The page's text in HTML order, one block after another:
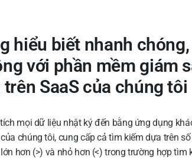
hiểu biết nhanh
với phần mềm giám
SaaS của chúng tôi
mọi dữ liệu nhật ký đến bằng ứng dụng
chúng tôi, cung cấp cả tìm kiếm dựa trên
hơn (>) và nhỏ hơn (<) trong trường hợp tìm